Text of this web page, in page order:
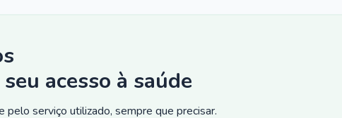
acesso à saúde
serviço utilizado, sempre que precisar.